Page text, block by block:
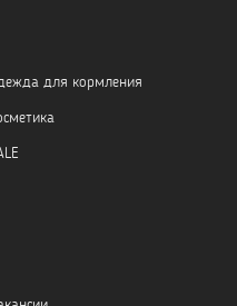
для кормления